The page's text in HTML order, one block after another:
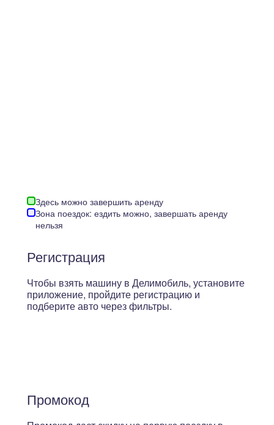
Здесь можно завершить аренду
Зона поездок: ездить можно, завершать аренду
нельзя
Регистрация
Чтобы взять машину в Делимобиль, установите
приложение, пройдите регистрацию и
подберите авто через фильтры.
Промокод